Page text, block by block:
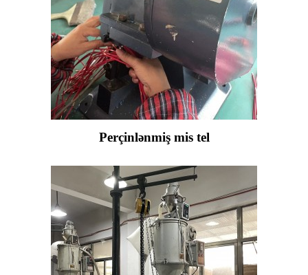
Perçinlənmiş mis tel